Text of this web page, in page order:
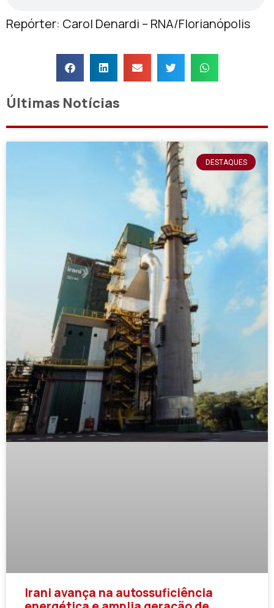
Repórter: Carol Denardi – RNA/Florianópolis
Últimas Notícias
DESTAQUES
Irani avança na autossuficiência